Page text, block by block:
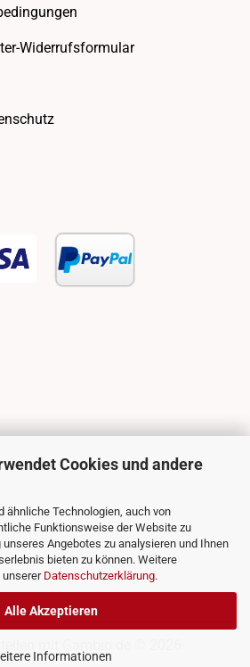
Cookies und andere
ähnliche Technologien, auch von
Funktionsweise der Website zu
Angebotes zu analysieren und Ihnen
bieten zu können. Weitere
unserer Datenschutzerklärung.
Alle Akzeptieren
Informationen
Widerrufsformular